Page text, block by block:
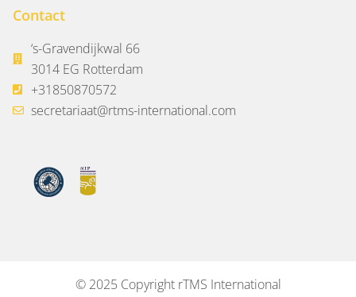
Contact
‘s-Gravendijkwal 66
3014 EG Rotterdam
+31850870572
secretariaat@rtms-international.com
© 2025 Copyright rTMS International